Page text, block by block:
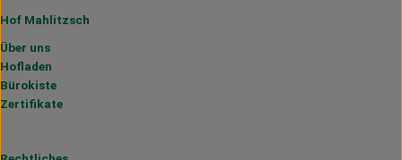
Hof Mahlitzsch
Über uns
Hofladen
Bürokiste
Zertifikate